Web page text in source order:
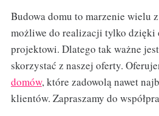
Budowa domu to marzenie wielu
możliwe do realizacji tylko dzięki
projektowi. Dlatego tak ważne
skorzystać z naszej oferty.
domów, które zadowolą nawet
klientów. Zapraszamy do